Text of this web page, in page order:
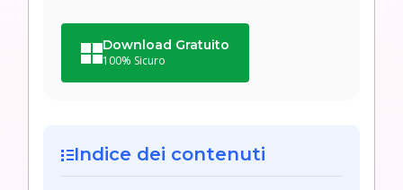
Download Gratuito
100% Sicuro
Indice dei contenuti